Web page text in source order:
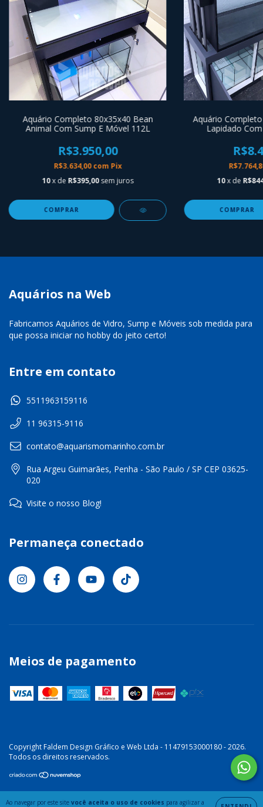
Ao navegar por este site você aceita o uso de cookies para agilizar a
Aquário Completo 80x35x40 Bean
Animal Com Sump E Móvel 112L
R$3.950,00
R$3.634,00com Pix
10x de R$395,00 sem juros
Aquário
Lapidado
10x de
COMPRAR
Aquários na Web
Fabricamos Aquários de Vidro, Sump e Móveis sob medida para
que possa iniciar no hobby do jeito certo!
Entre em contato
5511963159116
11 96315-9116
contato@aquarismomarinho.com.br
Rua Argeu Guimarães, Penha - São Paulo / SP CEP 03625-
020
Visite o nosso Blog!
Permaneça conectado
Meios de pagamento
Copyright Faldem Design Gráfico e Web Ltda - 11479153000180 - 2026.
Todos os direitos reservados.